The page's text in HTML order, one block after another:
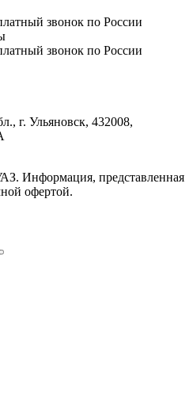
звонок по России
звонок по России
г. Ульяновск, 432008,
Информация, представленная
офертой.